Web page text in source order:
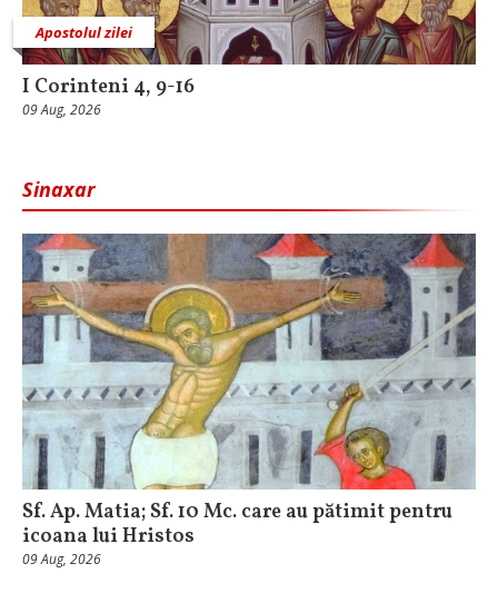
Apostolul zilei
I Corinteni 4, 9-16
09 Aug, 2026
Sinaxar
Sf. Ap. Matia; Sf. 10 Mc. care au pătimit pentru
icoana lui Hristos
09 Aug, 2026